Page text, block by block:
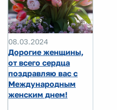
08.03.2024
Дорогие женщины,
от всего сердца
поздравляю вас с
Международным
женским днем!